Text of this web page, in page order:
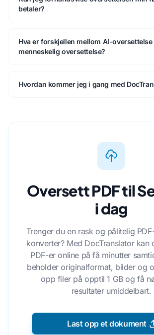
betaler?
Hva er forskjellen mellom AI-oversettelse
menneskelig oversettelse?
Hvordan kommer jeg i gang med
Oversett PDF til
i dag
Trenger du en rask og pålitelig
konverter? Med DocTranslator kan
PDF-er online på få minutter
beholder originalformat, bilder og
opp filer på opptil 1 GB og få
resultater umiddelbart.
Last opp et dokument